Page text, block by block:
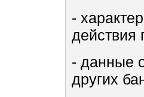
-
действия
- данные
других